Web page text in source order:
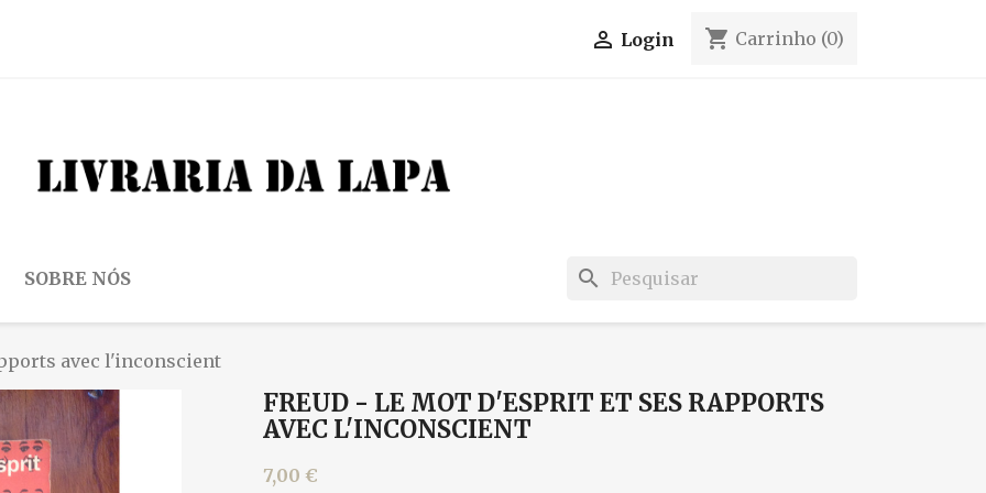
 Login shopping_cart Carrinho (0)
SOBRE NÓS search
avec l'inconscient
FREUD - LE MOT D'ESPRIT ET SES RAPPORTS
AVEC L'INCONSCIENT
7,00 €